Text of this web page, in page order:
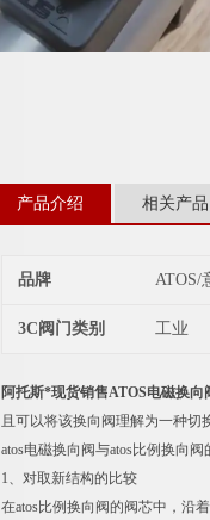
产品介绍 相关产品
品牌 ATOS/
3C阀门类别 工业
阿托斯*现货销售ATOS电磁换向
且可以将该换向阀理解为一种
atos电磁换向阀与atos比例换向
1、对取新结构的比较
在atos比例换向阀的阀芯中，沿